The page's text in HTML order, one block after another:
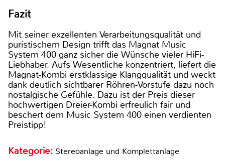
Fazit
Mit seiner exzellenten Verarbeitungsqualität und
puristischem Design trifft das Magnat Music
System 400 ganz sicher die Wünsche vieler HiFi-
Liebhaber. Aufs Wesentliche konzentriert, liefert die
Magnat-Kombi erstklassige Klangqualität und weckt
dank deutlich sichtbarer Röhren-Vorstufe dazu noch
nostalgische Gefühle. Dazu ist der Preis dieser
hochwertigen Dreier-Kombi erfreulich fair und
beschert dem Music System 400 einen verdienten
Preistipp!
Kategorie: Stereoanlage und Komplettanlage